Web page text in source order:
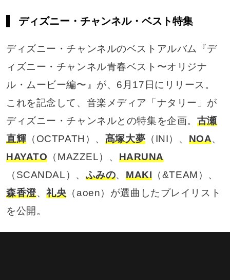
ディズニー・チャンネル・ベスト特集
ディズニー・チャンネルのベストアルバム『デ
ィズニー・チャンネル青春ベスト〜オリジナ
ル・ムービー編〜』が、6月17日にリリース。
これを記念して、音楽メディア「ナタリー」が
ディズニー・チャンネルとの特集を企画。 古瀬
直輝 （OCTPATH）、 髙塚大夢 （INI）、 NOA、
HAYATO （MAZZEL）、 HARUNA
（SCANDAL）、 ふみの、 MAKI （&TEAM）、
森香澄、礼央 （aoen）が選曲したプレイリスト
を公開。